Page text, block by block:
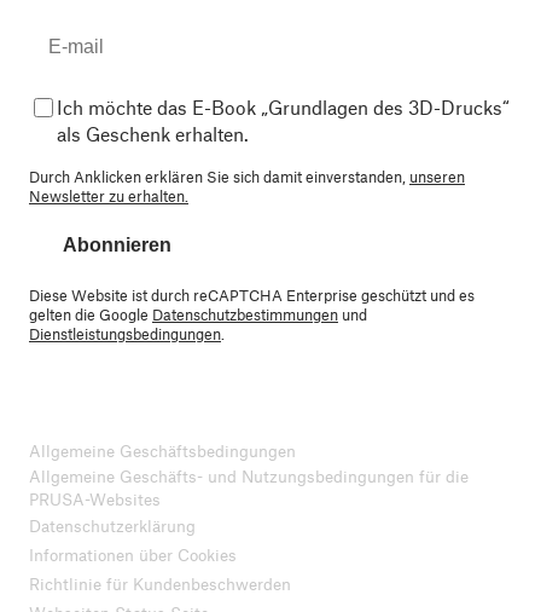
Ich möchte das E-Book „Grundlagen des 3D-Drucks“
als Geschenk erhalten.
Durch Anklicken erklären Sie sich damit einverstanden, unseren
Newsletter zu erhalten.
Abonnieren
Diese Website ist durch reCAPTCHA Enterprise geschützt und es
gelten die Google Datenschutzbestimmungen und
Dienstleistungsbedingungen
Allgemeine Geschäftsbedingungen
Allgemeine Geschäfts- und Nutzungsbedingungen für die
PRUSA-Websites
Datenschutzerklärung
Informationen über Cookies
Richtlinie für Kundenbeschwerden